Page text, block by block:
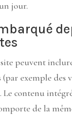
jour.
peuvent
exemple des
Le contenu
de la